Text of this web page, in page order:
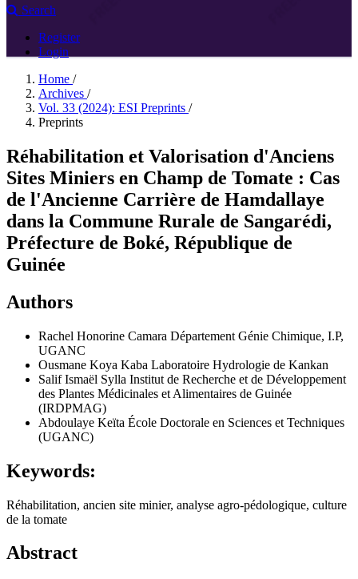
Search
Register
Login
Home /
Archives /
Vol. 33 (2024): ESI Preprints /
Preprints
Réhabilitation et Valorisation d'Anciens
Sites Miniers en Champ de Tomate : Cas
de l'Ancienne Carrière de Hamdallaye
dans la Commune Rurale de Sangarédi,
Préfecture de Boké, République de
Guinée
Authors
Rachel Honorine Camara Département Génie Chimique, I.P,
UGANC
Ousmane Koya Kaba Laboratoire Hydrologie de Kankan
Salif Ismaël Sylla Institut de Recherche et de Développement
des Plantes Médicinales et Alimentaires de Guinée
(IRDPMAG)
Abdoulaye Keïta École Doctorale en Sciences et Techniques
(UGANC)
Keywords:
Réhabilitation, ancien site minier, analyse agro-pédologique, culture
de la tomate
Abstract